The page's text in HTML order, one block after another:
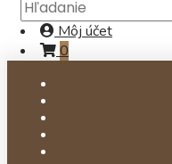
Môj účet
0